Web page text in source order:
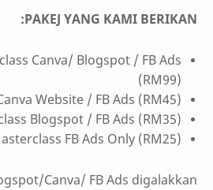
PAKEJ YANG KAMI BERIKAN:
Canva/ Blogspot / FB Ads
(RM99)
Website / FB Ads (RM45)
Blogspot / FB Ads (RM35)
FB Ads Only (RM25)
Canva/ FB Ads digalakkan